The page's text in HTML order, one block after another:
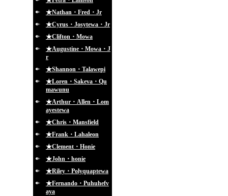
★Nathan・Fred・Jr
★Cyrus・Josytewa・Jr
★Clifton・Mowa
★Augustine・Mowa・J
r
★Shannon・Talawepi
★Loren・Sakeva・Qu
mawunu
★Arthur・Allen・Lom
ayestewa
★Chris・Mansfield
★Frank・Lahaleon
★Clement・Honie
★John・honie
★Riley・Polyquaptewa
★Fernando・Puhuhefv
aya